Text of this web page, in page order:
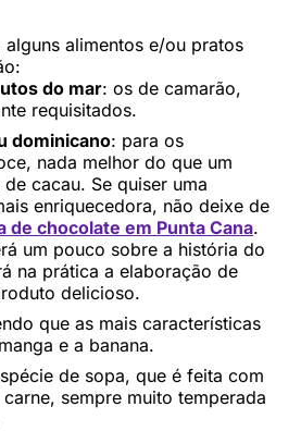
alimentos e/ou pratos
do mar: os de camarão,
requisitados.
dominicano: para os
nada melhor do que um
cacau. Se quiser uma
enriquecedora, não deixe de
de chocolate em Punta Cana.
um pouco sobre a história do
na prática a elaboração de
delicioso.
que as mais características
e a banana.
de sopa, que é feita com
sempre muito temperada